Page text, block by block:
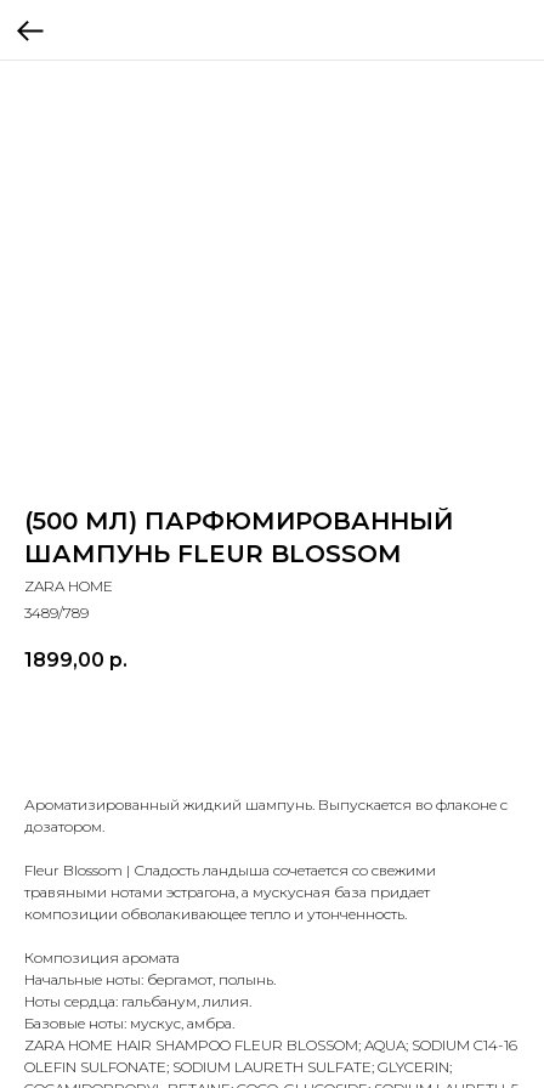
(500 МЛ) ПАРФЮМИРОВАННЫЙ
ШАМПУНЬ FLEUR BLOSSOM
ZARA HOME
3489/789
1899,00 р.
Ароматизированный жидкий шампунь. Выпускается во флаконе с
дозатором.
Fleur Blossom | Сладость ландыша сочетается со свежими
травяными нотами эстрагона, а мускусная база придает
композиции обволакивающее тепло и утонченность.
Композиция аромата
Начальные ноты: бергамот, полынь.
Ноты сердца: гальбанум, лилия.
Базовые ноты: мускус, амбра.
ZARA HOME HAIR SHAMPOO FLEUR BLOSSOM; AQUA; SODIUM C14-16
OLEFIN SULFONATE; SODIUM LAURETH SULFATE; GLYCERIN;